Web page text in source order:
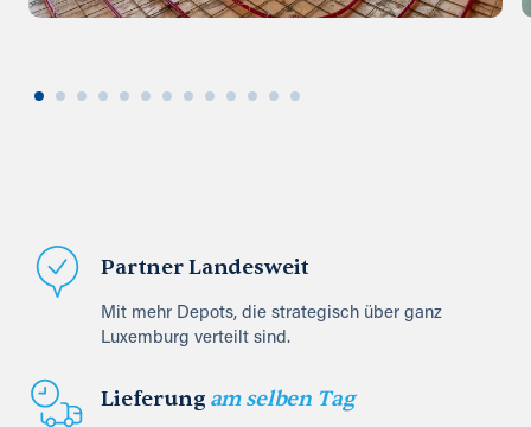
Partner Landesweit
Mit mehr Depots, die strategisch über ganz
Luxemburg verteilt sind.
Lieferung am selben Tag